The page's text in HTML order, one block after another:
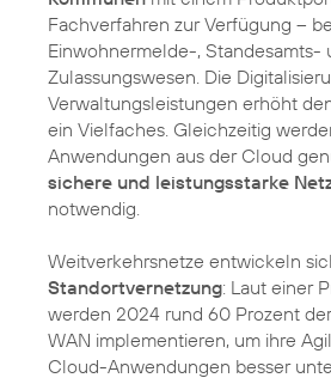
Fachverfahren zur Verfügung –
Einwohnermelde-, Standesamts-
Zulassungswesen. Die
Verwaltungsleistungen erhöht
ein Vielfaches. Gleichzeitig
Anwendungen aus der Cloud
sichere und leistungsstarke
notwendig.
Weitverkehrsnetze entwickeln
Standortvernetzung: Laut einer
werden 2024 rund 60 Prozent
WAN implementieren, um ihre
Cloud-Anwendungen besser